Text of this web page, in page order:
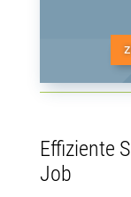
Effiziente
Job